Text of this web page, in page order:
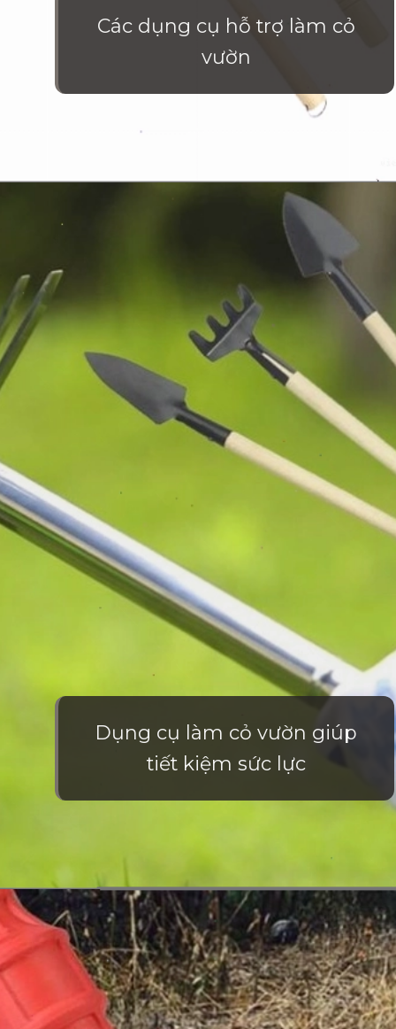
Các dụng cụ hỗ trợ làm cỏ
vườn
Dụng cụ làm cỏ vườn giúp
tiết kiệm sức lực
Đang mở https://vietnamxua.edu.vn/cach-lam-co-vuon-nhanh-nhat